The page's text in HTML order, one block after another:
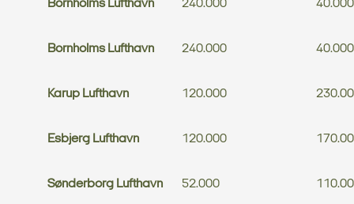
Bornholms Lufthavn 240.000 40.000
Bornholms Lufthavn 240.000 40.000
Karup Lufthavn 120.000
Esbjerg Lufthavn 120.000
Sønderborg Lufthavn 52.000